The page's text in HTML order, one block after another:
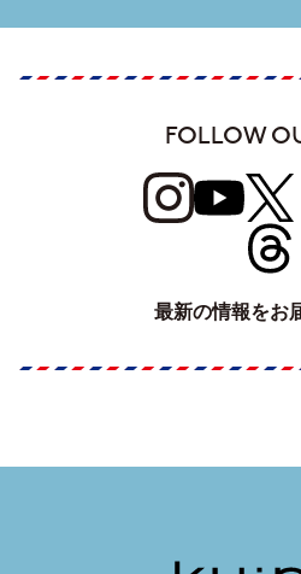
FOLLOW
最新の情報をお